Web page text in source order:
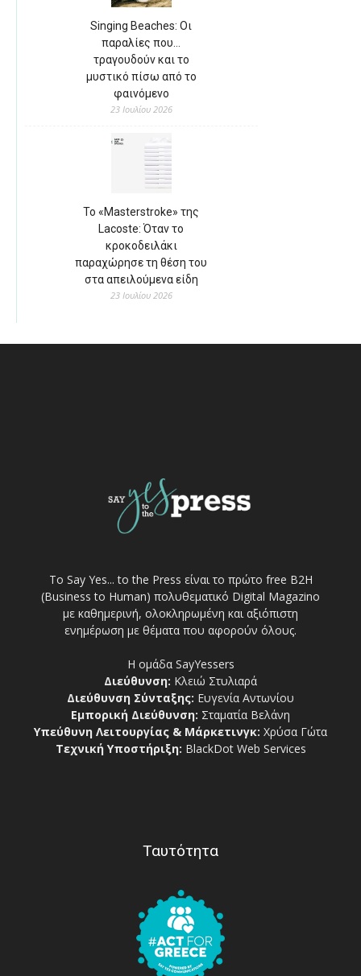
Singing Beaches: Οι
παραλίες που…
τραγουδούν και το
μυστικό πίσω από το
φαινόμενο
23 Ιουλίου 2026
Το «Masterstroke» της
Lacoste: Όταν το
κροκοδειλάκι
παραχώρησε τη θέση του
στα απειλούμενα είδη
23 Ιουλίου 2026
Το Say Yes... to the Press είναι το πρώτο free Β2Η
(Business to Human) πολυθεματικό Digital Magazino
με καθημερινή, ολοκληρωμένη και αξιόπιστη
ενημέρωση με θέματα που αφορούν όλους.
Η ομάδα SayYessers
Διεύθυνση: Κλειώ Στυλιαρά
Διεύθυνση Σύνταξης: Ευγενία Αντωνίου
Εμπορική Διεύθυνση: Σταματία Βελάνη
Υπεύθυνη Λειτουργίας & Μάρκετινγκ: Χρύσα Γώτα
Τεχνική Υποστήριξη: BlackDot Web Services
Ταυτότητα